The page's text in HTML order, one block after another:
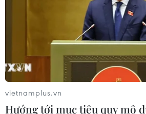
Quy
Hỗ trợ
Dịch vụ tin
Quảng
vietnamplus.vn
Hướng tới mục tiêu quy mô